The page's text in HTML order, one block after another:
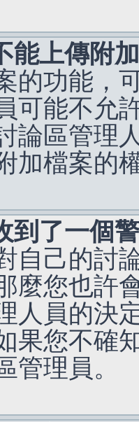
能上傳附
的功能，
可能不允
論區管理
加檔案的
到了一個
自己的討
麼您也許
人員的決
果您不確
管理員。